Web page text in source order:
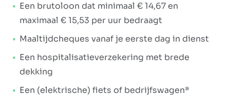
Een brutoloon dat minimaal € 14,67 en
maximaal € 15,53 per uur bedraagt
Maaltijdcheques vanaf je eerste dag in dienst
Een hospitalisatieverzekering met brede
dekking
Een (elektrische) fiets of bedrijfswagen*